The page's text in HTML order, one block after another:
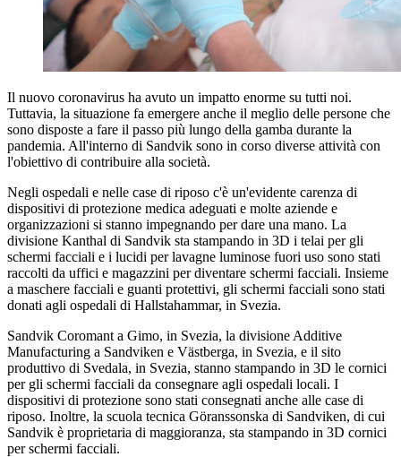
Il nuovo coronavirus ha avuto un impatto enorme su tutti noi.
Tuttavia, la situazione fa emergere anche il meglio delle persone che
sono disposte a fare il passo più lungo della gamba durante la
pandemia. All'interno di Sandvik sono in corso diverse attività con
l'obiettivo di contribuire alla società.
Negli ospedali e nelle case di riposo c'è un'evidente carenza di
dispositivi di protezione medica adeguati e molte aziende e
organizzazioni si stanno impegnando per dare una mano. La
divisione Kanthal di Sandvik sta stampando in 3D i telai per gli
schermi facciali e i lucidi per lavagne luminose fuori uso sono stati
raccolti da uffici e magazzini per diventare schermi facciali. Insieme
a maschere facciali e guanti protettivi, gli schermi facciali sono stati
donati agli ospedali di Hallstahammar, in Svezia.
Sandvik Coromant a Gimo, in Svezia, la divisione Additive
Manufacturing a Sandviken e Västberga, in Svezia, e il sito
produttivo di Svedala, in Svezia, stanno stampando in 3D le cornici
per gli schermi facciali da consegnare agli ospedali locali. I
dispositivi di protezione sono stati consegnati anche alle case di
riposo. Inoltre, la scuola tecnica Göranssonska di Sandviken, di cui
Sandvik è proprietaria di maggioranza, sta stampando in 3D cornici
per schermi facciali.